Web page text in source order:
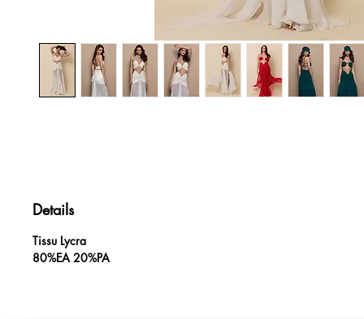
Details
Tissu Lycra
80%EA 20%PA